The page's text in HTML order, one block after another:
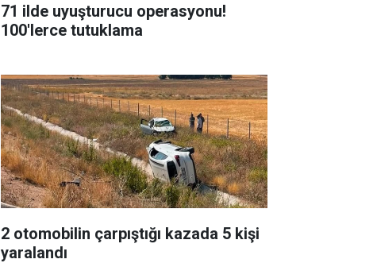
71 ilde uyuşturucu operasyonu!
100'lerce tutuklama
2 otomobilin çarpıştığı kazada 5 kişi
yaralandı